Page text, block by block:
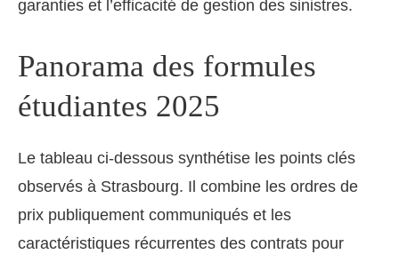
garanties et l’efficacité de gestion des sinistres.
Panorama des formules
étudiantes 2025
Le tableau ci-dessous synthétise les points clés
observés à Strasbourg. Il combine les ordres de
prix publiquement communiqués et les
caractéristiques récurrentes des contrats pour